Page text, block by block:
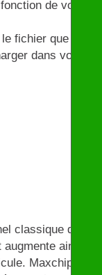
de vos
fichier que
dans votre
classique qui
ainsi
Maxchip